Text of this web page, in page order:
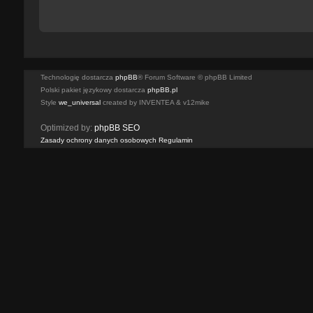
Technologię dostarcza phpBB® Forum Software © phpBB Limited
Polski pakiet językowy dostarcza phpBB.pl
Style we_universalcreated by INVENTEA & v12mike
Optimized by: phpBB SEO
Zasady ochrony danych osobowych Regulamin